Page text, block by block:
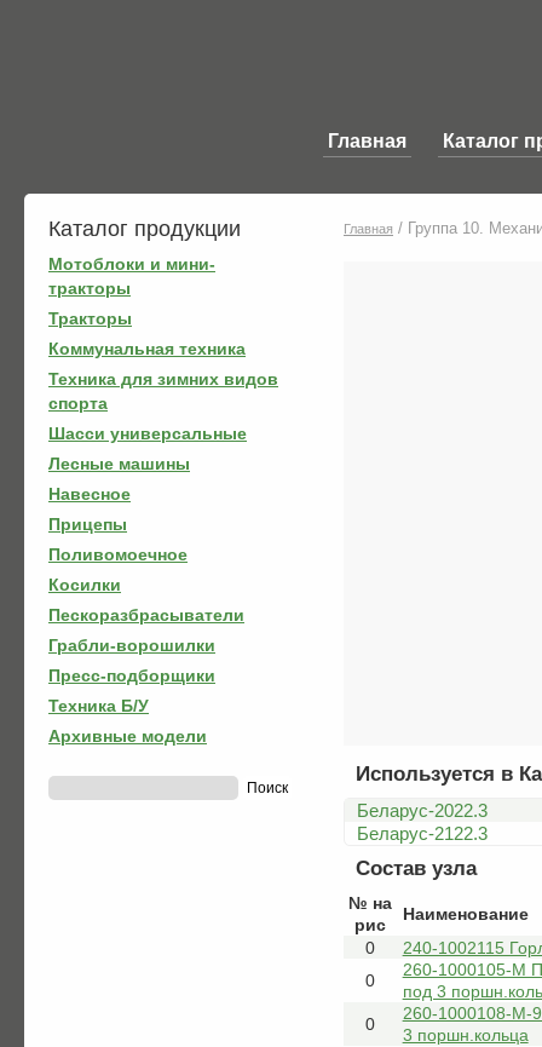
Главная Каталог
Каталог продукции
Мотоблоки и мини-
тракторы
Тракторы
Коммунальная техника
Техника для зимних видов
спорта
Шасси универсальные
Лесные машины
Навесное
Прицепы
Поливомоечное
Косилки
Пескоразбрасыватели
Грабли-ворошилки
Пресс-подборщики
Техника Б/У
Архивные модели
Главная / Группа 10.
Используется в
Беларус-2022.3
Беларус-2122.3
Состав узла
№ на
рис
Наименование
0
240-1002115
0
260-1000105-М
под 3
0
260-1000108-М-
3 поршн.кольца